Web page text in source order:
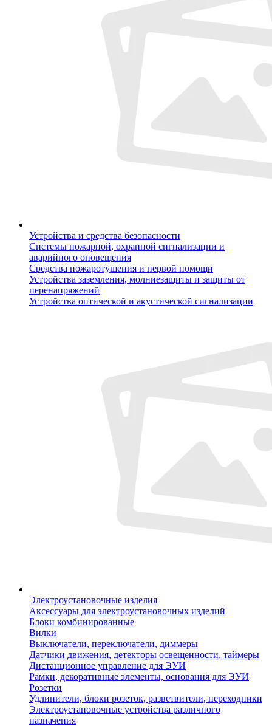
Устройства и средства безопасности
Системы пожарной, охранной сигнализации и
аварийного оповещения
Средства пожаротушения и первой помощи
Устройства заземления, молниезащиты и защиты от
перенапряжений
Устройства оптической и акустической сигнализации
Электроустановочные изделия
Аксессуары для электроустановочных изделий
Блоки комбинированные
Вилки
Выключатели, переключатели, диммеры
Датчики движения, детекторы освещенности, таймеры
Дистанционное управление для ЭУИ
Рамки, декоративные элементы, основания для ЭУИ
Розетки
Удлинители, блоки розеток, разветвители, переходники
Электроустановочные устройства различного
назначения